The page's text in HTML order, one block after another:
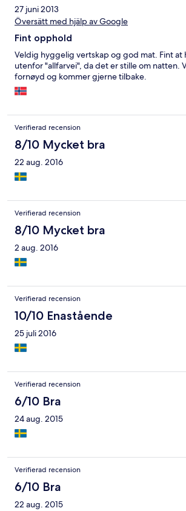
27 juni 2013
Översätt med hjälp av Google
Fint opphold
Veldig hyggelig vertskap og god mat. Fint
utenfor "allfarvei", da det er stille om natten.
fornøyd og kommer gjerne tilbake.
Verifierad recension
8/10 Mycket bra
22 aug. 2016
Verifierad recension
8/10 Mycket bra
2 aug. 2016
Verifierad recension
10/10 Enastående
25 juli 2016
Verifierad recension
6/10 Bra
24 aug. 2015
Verifierad recension
6/10 Bra
22 aug. 2015